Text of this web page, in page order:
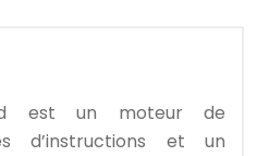
est un moteur de
d’instructions et un